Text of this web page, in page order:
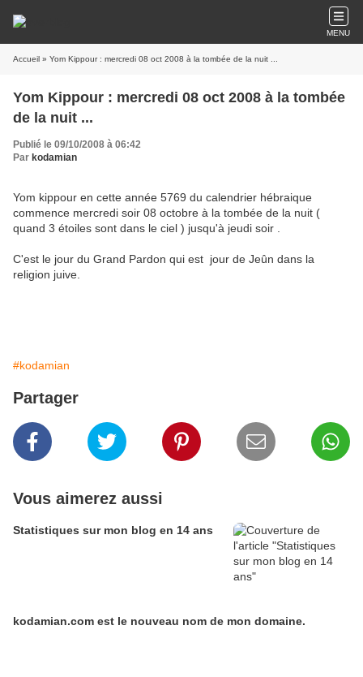
MENU
Accueil » Yom Kippour : mercredi 08 oct 2008 à la tombée de la nuit ...
Yom Kippour : mercredi 08 oct 2008 à la tombée
de la nuit ...
Publié le 09/10/2008 à 06:42
Par kodamian
Yom kippour en cette année 5769 du calendrier hébraique
commence mercredi soir 08 octobre à la tombée de la nuit (
quand 3 étoiles sont dans le ciel ) jusqu'à jeudi soir .
C'est le jour du Grand Pardon qui est jour de Jeûn dans la
religion juive.
#kodamian
Partager
Vous aimerez aussi
Statistiques sur mon blog en 14 ans
kodamian.com est le nouveau nom de mon domaine.